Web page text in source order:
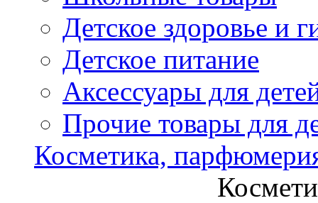
Детское здоровье и
Детское питание
Аксессуары для
Прочие товары для
Косметика,